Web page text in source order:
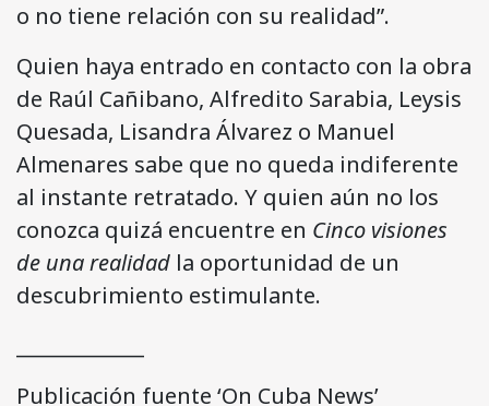
o no tiene relación con su realidad”.
Quien haya entrado en contacto con la obra
de Raúl Cañibano, Alfredito Sarabia, Leysis
Quesada, Lisandra Álvarez o Manuel
Almenares sabe que no queda indiferente
al instante retratado. Y quien aún no los
conozca quizá encuentre en Cinco visiones
de una realidad la oportunidad de un
descubrimiento estimulante.
Publicación fuente ‘On Cuba News’